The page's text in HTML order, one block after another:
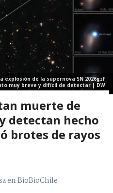
explosión de la supernova SN 2026gzf
muy breve y difícil de detectar | DW
muerte de
detectan hecho
brotes de rayos
en BioBioChile